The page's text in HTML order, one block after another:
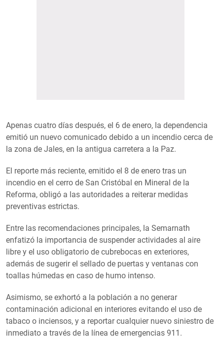
Apenas cuatro días después, el 6 de enero, la dependencia
emitió un nuevo comunicado debido a un incendio cerca de
la zona de Jales, en la antigua carretera a la Paz.
El reporte más reciente, emitido el 8 de enero tras un
incendio en el cerro de San Cristóbal en Mineral de la
Reforma, obligó a las autoridades a reiterar medidas
preventivas estrictas.
Entre las recomendaciones principales, la Semarnath
enfatizó la importancia de suspender actividades al aire
libre y el uso obligatorio de cubrebocas en exteriores,
además de sugerir el sellado de puertas y ventanas con
toallas húmedas en caso de humo intenso.
Asimismo, se exhortó a la población a no generar
contaminación adicional en interiores evitando el uso de
tabaco o inciensos, y a reportar cualquier nuevo siniestro de
inmediato a través de la línea de emergencias 911.